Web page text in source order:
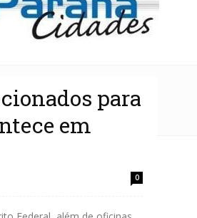
Jornal
Cidades
para
em
0